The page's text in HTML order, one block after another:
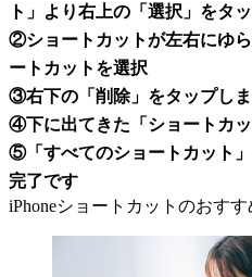
ト」より右上の「選択」をタ
②ショートカットが左右にゆ
ートカットを選択
③右下の「削除」をタップし
④下に出てきた「ショートカ
⑤「すべてのショートカット
完了です
iPhoneショートカットのおす